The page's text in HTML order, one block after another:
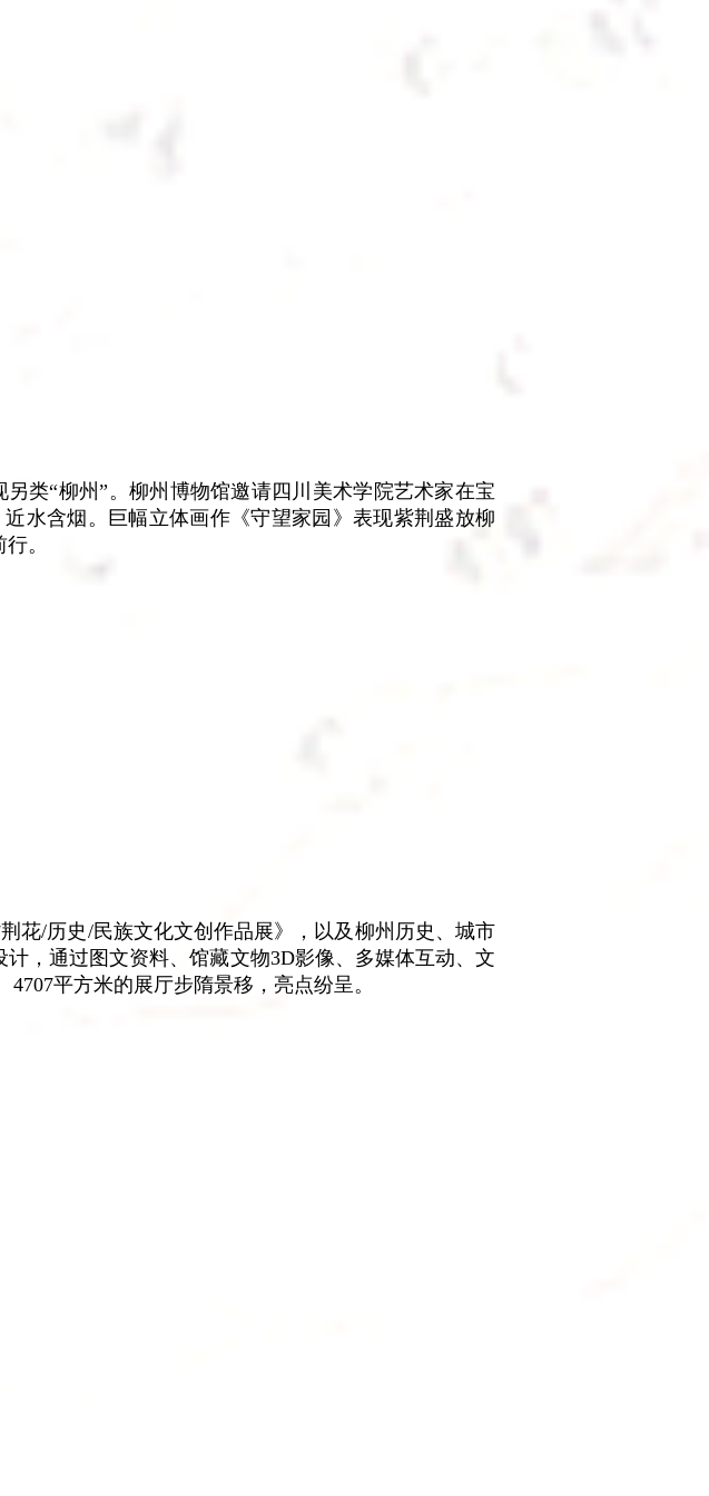
类“柳州”。柳州博物馆邀请四川美术学院艺术家在宝
水含烟。巨幅立体画作《守望家园》表现紫荆盛放柳
。
/历史/民族文化文创作品展》，以及柳州历史、城市
，通过图文资料、馆藏文物3D影像、多媒体互动、文
平方米的展厅步隋景移，亮点纷呈。